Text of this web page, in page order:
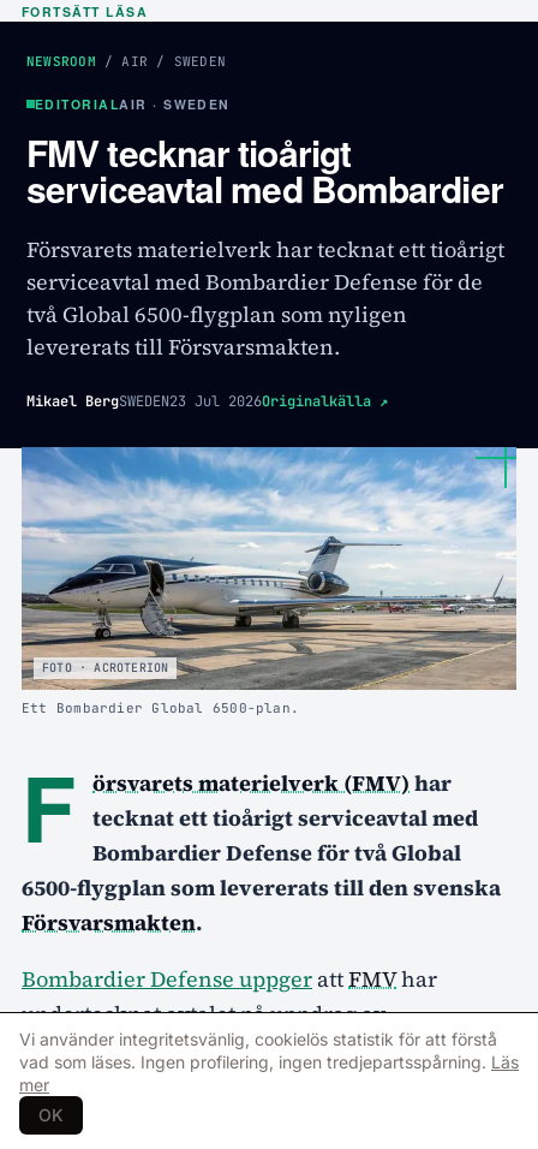
FORTSÄTT LÄSA
NEWSROOM /AIR / SWEDEN
EDITORIALAIR · SWEDEN
FMV tecknar tioårigt
serviceavtal med Bombardier
Försvarets materielverk har tecknat ett tioårigt
serviceavtal med Bombardier Defense för de
två Global 6500-flygplan som nyligen
levererats till Försvarsmakten.
Mikael BergSWEDEN23 Jul 2026Originalkälla ↗
FOTO · ACROTERION
Ett Bombardier Global 6500-plan.
F örsvarets materielverk (FMV) har
tecknat ett tioårigt serviceavtal med
Bombardier Defense för två Global
6500-flygplan som levererats till den svenska
Försvarsmakten.
Bombardier Defense uppger attFMVhar
undertecknat avtalet på uppdrag av
Försvarsmakten, som en del av en
flottmodernisering där de två flygplanen
nyligen anskaffades och levererades.
Vi använder integritetsvänlig, cookielös statistik för att förstå
vad som läses. Ingen profilering, ingen tredjepartsspårning. Läs
mer
OK